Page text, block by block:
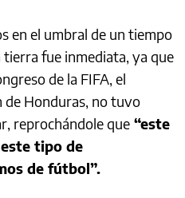
en el umbral de un tiempo
fue inmediata, ya que
de la FIFA, el
de Honduras, no tuvo
reprochándole que “este
tipo de
de fútbol”.